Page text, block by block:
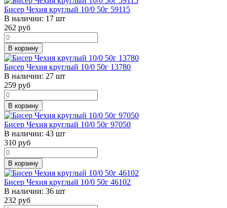
Бисер Чехия круглый 10/0 50г 59115
В наличии: 17 шт
262 руб
В корзину
Бисер Чехия круглый 10/0 50г 13780
В наличии: 27 шт
259 руб
В корзину
Бисер Чехия круглый 10/0 50г 97050
В наличии: 43 шт
310 руб
В корзину
Бисер Чехия круглый 10/0 50г 46102
В наличии: 36 шт
232 руб